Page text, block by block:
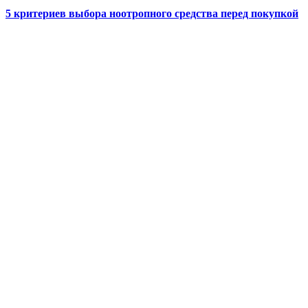
5 критериев выбора ноотропного средства перед покупкой